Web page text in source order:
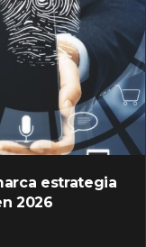
estrategia
2026